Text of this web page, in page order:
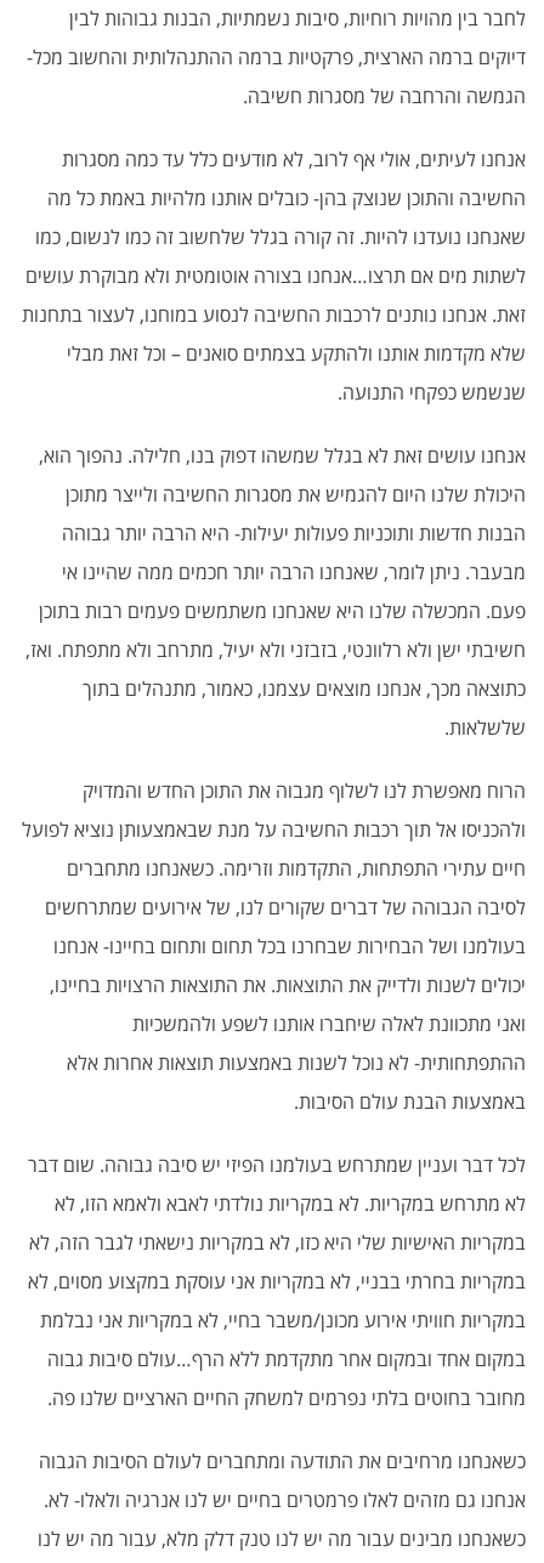
לחבר בין מהויות רוחיות, סיבות נשמתיות, הבנות גבוהות לבין
דיוקים ברמה הארצית, פרקטיות ברמה ההתנהלותית והחשוב מכל-
הגמשה והרחבה של מסגרות חשיבה.
אנחנו לעיתים, אולי אף לרוב, לא מודעים כלל עד כמה מסגרות
החשיבה והתוכן שנוצק בהן- כובלים אותנו מלהיות באמת כל מה
שאנחנו נועדנו להיות. זה קורה בגלל שלחשוב זה כמו לנשום, כמו
לשתות מים אם תרצו…אנחנו בצורה אוטומטית ולא מבוקרת עושים
זאת. אנחנו נותנים לרכבות החשיבה לנסוע במוחנו, לעצור בתחנות
שלא מקדמות אותנו ולהתקע בצמתים סואנים – וכל זאת מבלי
שנשמש כפקחי התנועה.
אנחנו עושים זאת לא בגלל שמשהו דפוק בנו, חלילה. נהפוך הוא,
היכולת שלנו היום להגמיש את מסגרות החשיבה ולייצר מתוכן
הבנות חדשות ותוכניות פעולות יעילות- היא הרבה יותר גבוהה
מבעבר. ניתן לומר, שאנחנו הרבה יותר חכמים ממה שהיינו אי
פעם. המכשלה שלנו היא שאנחנו משתמשים פעמים רבות בתוכן
חשיבתי ישן ולא רלוונטי, בזבזני ולא יעיל, מתרחב ולא מתפתח. ואז,
כתוצאה מכך, אנחנו מוצאים עצמנו, כאמור, מתנהלים בתוך
שלשלאות.
הרוח מאפשרת לנו לשלוף מגבוה את התוכן החדש והמדויק
ולהכניסו אל תוך רכבות החשיבה על מנת שבאמצעותן נוציא לפועל
חיים עתירי התפתחות, התקדמות וזרימה. כשאנחנו מתחברים
לסיבה הגבוהה של דברים שקורים לנו, של אירועים שמתרחשים
בעולמנו ושל הבחירות שבחרנו בכל תחום ותחום בחיינו- אנחנו
יכולים לשנות ולדייק את התוצאות. את התוצאות הרצויות בחיינו,
ואני מתכוונת לאלה שיחברו אותנו לשפע ולהמשכיות
ההתפתחותית- לא נוכל לשנות באמצעות תוצאות אחרות אלא
באמצעות הבנת עולם הסיבות.
לכל דבר ועניין שמתרחש בעולמנו הפיזי יש סיבה גבוהה. שום דבר
לא מתרחש במקריות. לא במקריות נולדתי לאבא ולאמא הזו, לא
במקריות האישיות שלי היא כזו, לא במקריות נישאתי לגבר הזה, לא
במקריות בחרתי בבניי, לא במקריות אני עוסקת במקצוע מסוים, לא
במקריות חוויתי אירוע מכונן/משבר בחיי, לא במקריות אני נבלמת
במקום אחד ובמקום אחר מתקדמת ללא הרף…עולם סיבות גבוה
מחובר בחוטים בלתי נפרמים למשחק החיים הארציים שלנו פה.
כשאנחנו מרחיבים את התודעה ומתחברים לעולם הסיבות הגבוה
אנחנו גם מזהים לאלו פרמטרים בחיים יש לנו אנרגיה ולאלו- לא.
כשאנחנו מבינים עבור מה יש לנו טנק דלק מלא, עבור מה יש לנו